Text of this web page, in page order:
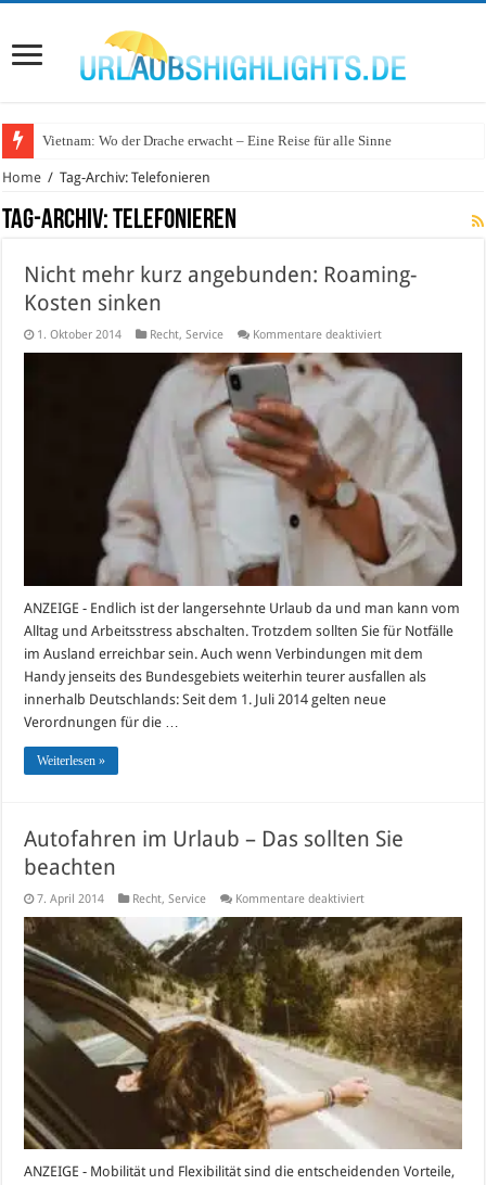
Vietnam: Wo der Drache erwacht – Eine Reise für alle Sinne
Home / Tag-Archiv: Telefonieren
Tag-Archiv:Telefonieren
Nicht mehr kurz angebunden: Roaming-
Kosten sinken
1. Oktober 2014 Recht,Service Kommentare deaktiviertfür
mehr
kurz
angebunden:
Roaming-
Kosten
ANZEIGE - Endlich ist der langersehnte Urlaub da und man kann vom
Alltag und Arbeitsstress abschalten. Trotzdem sollten Sie für Notfälle
im Ausland erreichbar sein. Auch wenn Verbindungen mit dem
Handy jenseits des Bundesgebiets weiterhin teurer ausfallen als
innerhalb Deutschlands: Seit dem 1. Juli 2014 gelten neue
Verordnungen für die …
Weiterlesen »
Autofahren im Urlaub – Das sollten Sie
beachten
7. April 2014 Recht,Service Kommentare deaktiviertfür
im
Urlaub
–
Das
sollten
Sie
beachten
ANZEIGE - Mobilität und Flexibilität sind die entscheidenden Vorteile,